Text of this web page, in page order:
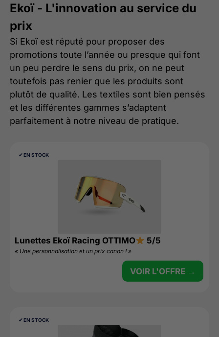
Ekoï - L'innovation au service du
prix
Si Ekoï est réputé pour proposer des
promotions toute l’année ou presque qui font
un peu perdre le sens du prix, on ne peut
toutefois pas renier que les produits sont
plutôt de qualité. Les textiles sont bien pensés
et les différentes gammes s’adaptent
parfaitement à notre niveau de pratique.
✔︎ EN STOCK
Lunettes Ekoï Racing OTTIMO 5/5
« Une personnalisation et un prix canon ! »
VOIR L'OFFRE →
✔︎ EN STOCK